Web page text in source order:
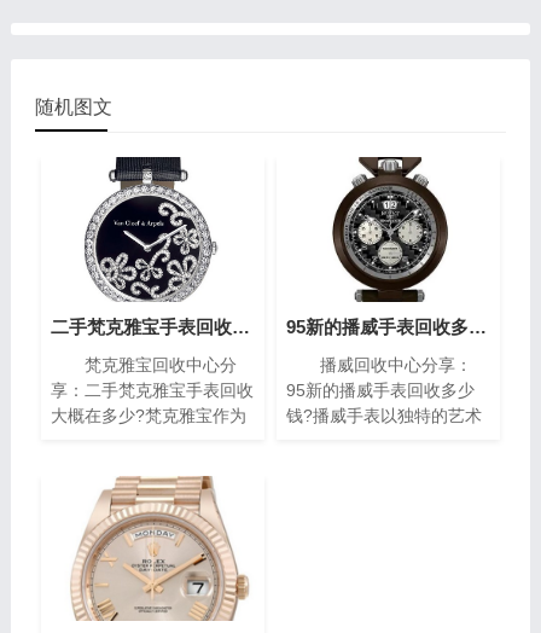
随机图文
二手梵克雅宝手表回收大概在多少?(梵克雅宝高价回收指南)
梵克雅宝回收中心分
享：二手梵克雅宝手表回收
大概在多少?梵克雅宝作为
量而闻名。对于那些拥有一
款梵克雅宝手表的人来说，
了解其回收价格是非常重要
的。本文将为您介绍二手梵
克雅宝手表回收的价格指
南，帮助您获取最高回收
95新的播威手表回收多少钱?(高价回收指南)
播威回收中心分享：
95新的播威手表回收多少
钱?播威手表以独特的艺术